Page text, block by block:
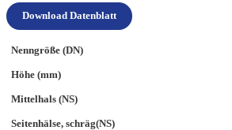
Download Datenblatt